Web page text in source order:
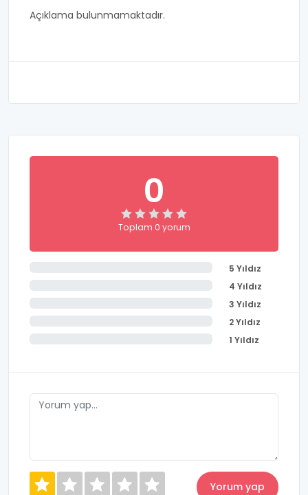
Açıklama bulunmamaktadır.
0
Toplam 0 yorum
5 Yıldız
4 Yıldız
3 Yıldız
2 Yıldız
1 Yıldız